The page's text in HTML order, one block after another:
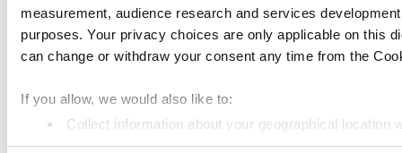
measurement, audience research and services
purposes. Your privacy choices are only applicable on this
can change or withdraw your consent any time from the
If you allow, we would also like to:
Collect information about your geographical
Identify your device by actively scanning it for
キッチンディスプレイシステム
カスタマーディスプレイシステム
従業員管理